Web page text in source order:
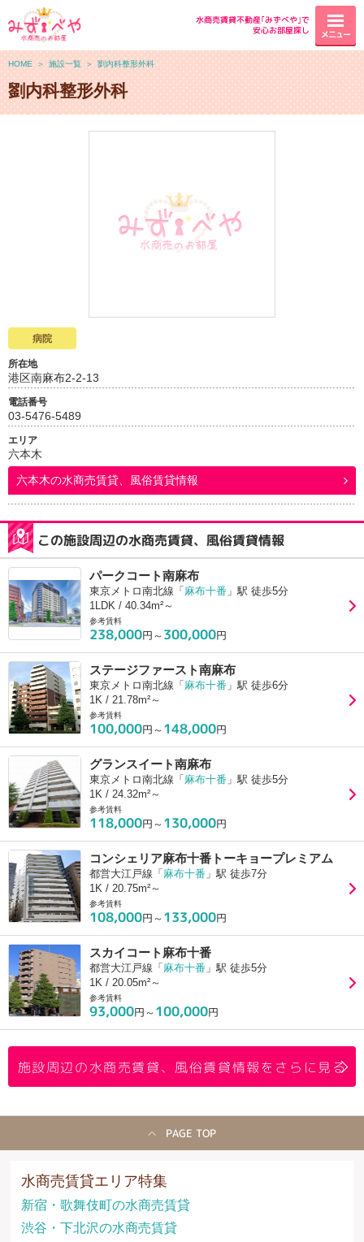
水商売賃貸不動産｢みずべや｣で
安心お部屋探し
メニュー
HOME ＞ 施設一覧 ＞ 劉内科整形外科
劉内科整形外科
病院
所在地
港区南麻布2-2-13
電話番号
03-5476-5489
エリア
六本木
六本木の水商売賃貸、風俗賃貸情報
この施設周辺の水商売賃貸、風俗賃貸情報
パークコート南麻布
東京メトロ南北線「 麻布十番 」駅 徒歩5分
1LDK / 40.34m²～
参考賃料
238,000円～ 300,000円
ステージファースト南麻布
東京メトロ南北線「 麻布十番 」駅 徒歩6分
1K / 21.78m²～
参考賃料
100,000円～ 148,000円
グランスイート南麻布
東京メトロ南北線「 麻布十番 」駅 徒歩5分
1K / 24.32m²～
参考賃料
118,000円～ 130,000円
コンシェリア麻布十番トーキョープレミアム
都営大江戸線「 麻布十番 」駅 徒歩7分
1K / 20.75m²～
参考賃料
108,000円～ 133,000円
スカイコート麻布十番
都営大江戸線「 麻布十番 」駅 徒歩5分
1K / 20.05m²～
参考賃料
93,000円～ 100,000円
施設周辺の水商売賃貸、風俗賃貸情報をさらに見る
PAGE TOP
水商売賃貸エリア特集
新宿・歌舞伎町の水商売賃貸
渋谷・下北沢の水商売賃貸